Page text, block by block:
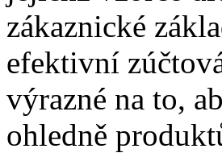
zákaznické
efektivní
výrazné na to,
ohledně